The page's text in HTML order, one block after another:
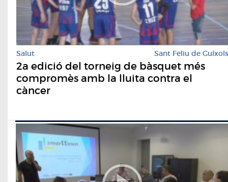
Salut Sant Feliu de Guíxols
2a edició del torneig de bàsquet més
compromès amb la lluita contra el
càncer